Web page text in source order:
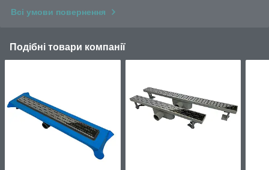
Всі умови повернення
Подібні товари компанії